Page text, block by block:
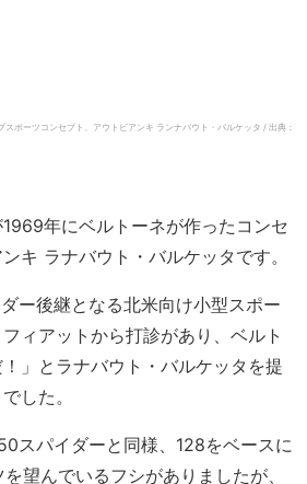
ポーツコンセプト、アウトビアンキ ランナバウト・バルケッタ / 出典：
年にベルトーネが作ったコンセ
キ ラナバウト・バルケッタです。
ー後継となる北米向け小型スポー
ィアットから打診があり、ベルト
」とラナバウト・バルケッタを提
した。
スパイダーと同様、128をベースに
望んでいるフシがありましたが、